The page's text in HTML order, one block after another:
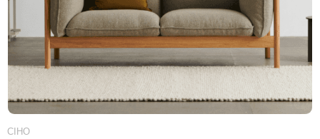
СІНО